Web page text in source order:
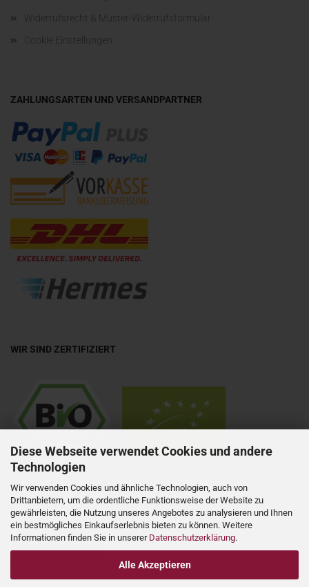
Diese Webseite verwendet Cookies und andere
Technologien
Wir verwenden Cookies und ähnliche Technologien, auch von
Drittanbietern, um die ordentliche Funktionsweise der Website zu
gewährleisten, die Nutzung unseres Angebotes zu analysieren und Ihnen
ein bestmögliches Einkaufserlebnis bieten zu können. Weitere
Informationen finden Sie in unserer Datenschutzerklärung.
Alle Akzeptieren
Widerrufsrecht & Muster-Widerrufsformular
Cookie Einstellungen
ZAHLUNGSARTEN UND VERSANDPARTNER
WIR SIND ZERTIFIZIERT
DE-ÖKO-037
Vertrag widerrufen